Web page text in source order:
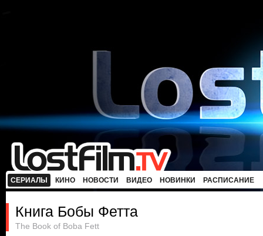
СЕРИАЛЫ КИНО НОВОСТИ ВИДЕО НОВИНКИ РАСПИСАНИЕ
Книга Бобы Фетта
The Book of Boba Fett